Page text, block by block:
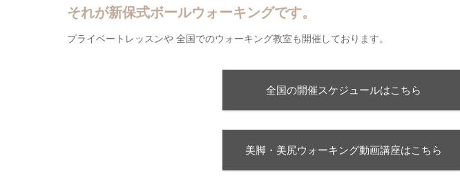
それが新保式ボールウォーキングです。
プライベートレッスンや 全国でのウォーキング教室も開催しております。
全国の開催スケジュールはこちら
美脚・美尻ウォーキング動画講座はこちら